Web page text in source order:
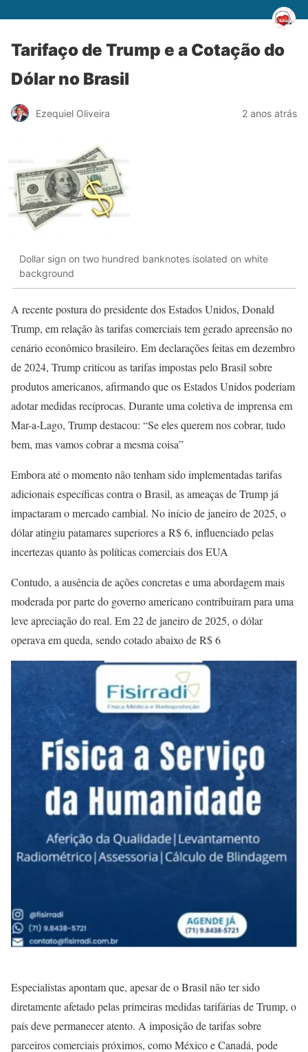
Tarifaço de Trump e a Cotação do
Dólar no Brasil
Ezequiel Oliveira 2 anos atrás
Dollar sign on two hundred banknotes isolated on white
background
A recente postura do presidente dos Estados Unidos, Donald
Trump, em relação às tarifas comerciais tem gerado apreensão no
cenário econômico brasileiro. Em declarações feitas em dezembro
de 2024, Trump criticou as tarifas impostas pelo Brasil sobre
produtos americanos, afirmando que os Estados Unidos poderiam
adotar medidas recíprocas. Durante uma coletiva de imprensa em
Mar-a-Lago, Trump destacou: “Se eles querem nos cobrar, tudo
bem, mas vamos cobrar a mesma coisa”
Embora até o momento não tenham sido implementadas tarifas
adicionais específicas contra o Brasil, as ameaças de Trump já
impactaram o mercado cambial. No início de janeiro de 2025, o
dólar atingiu patamares superiores a R$ 6, influenciado pelas
incertezas quanto às políticas comerciais dos EUA
Contudo, a ausência de ações concretas e uma abordagem mais
moderada por parte do governo americano contribuíram para uma
leve apreciação do real. Em 22 de janeiro de 2025, o dólar
operava em queda, sendo cotado abaixo de R$ 6
Especialistas apontam que, apesar de o Brasil não ter sido
diretamente afetado pelas primeiras medidas tarifárias de Trump, o
país deve permanecer atento. A imposição de tarifas sobre
parceiros comerciais próximos, como México e Canadá, pode